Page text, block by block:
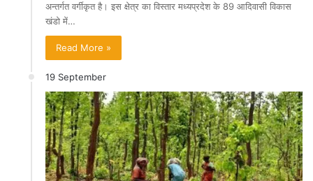
अन्तर्गत वर्गीकृत है। इस क्षेत्र का विस्तार मध्यप्रदेश के 89 आदिवासी विकास
खंडो में…
Read More »
19 September